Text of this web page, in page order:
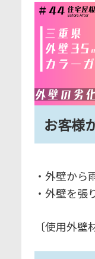
お客様
・外壁から
・外壁を張
〔使用外壁